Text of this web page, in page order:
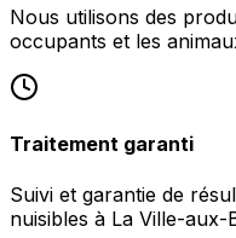
Nous utilisons des
occupants et les
Traitement garanti
Suivi et garantie de
nuisibles à La Ville-aux-